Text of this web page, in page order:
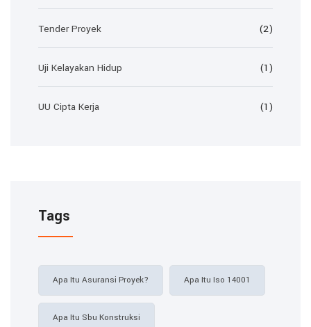
Tender Proyek (2)
Uji Kelayakan Hidup (1)
UU Cipta Kerja (1)
Tags
Apa Itu Asuransi Proyek? Apa Itu Iso 14001
Apa Itu Sbu Konstruksi